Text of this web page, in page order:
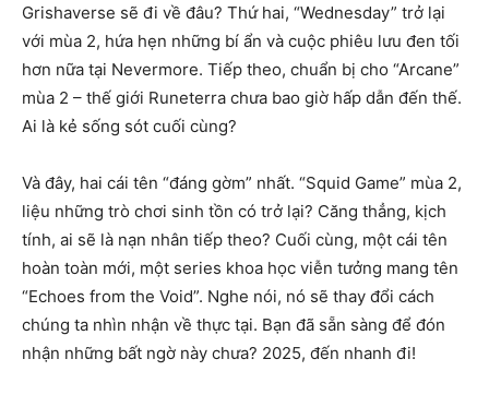
Grishaverse sẽ đi về đâu? Thứ hai, “Wednesday” trở lại
với mùa 2, hứa hẹn những bí ẩn và cuộc phiêu lưu đen tối
hơn nữa tại Nevermore. Tiếp theo, chuẩn bị cho “Arcane”
mùa 2 – thế giới Runeterra chưa bao giờ hấp dẫn đến thế.
Ai là kẻ sống sót cuối cùng?
Và đây, hai cái tên “đáng gờm” nhất. “Squid Game” mùa 2,
liệu những trò chơi sinh tồn có trở lại? Căng thẳng, kịch
tính, ai sẽ là nạn nhân tiếp theo? Cuối cùng, một cái tên
hoàn toàn mới, một series khoa học viễn tưởng mang tên
“Echoes from the Void”. Nghe nói, nó sẽ thay đổi cách
chúng ta nhìn nhận về thực tại. Bạn đã sẵn sàng để đón
nhận những bất ngờ này chưa? 2025, đến nhanh đi!